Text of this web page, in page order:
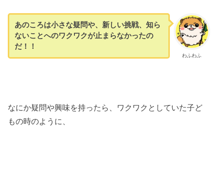
わふわふ
あのころは小さな疑問や、新しい挑戦、知ら
ないことへのワクワクが止まらなかったの
だ！！
なにか疑問や興味を持ったら、ワクワクとしていた子ど
もの時のように、